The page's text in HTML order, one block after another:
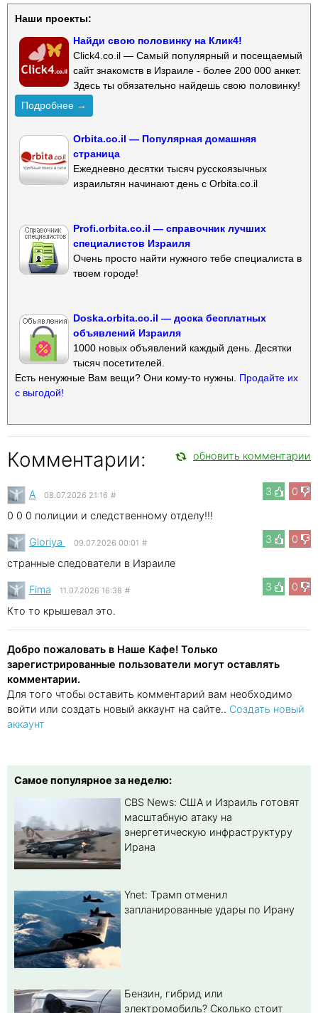
Наши проекты:
Найди свою половинку на Клик4!
Click4.co.il — Самый популярный и посещаемый
сайт знакомств в Израиле - более 200 000 анкет.
Здесь ты обязательно найдешь свою половинку!
Подробнее →
Orbita.co.il — Популярная домашняя
страница
Ежедневно десятки тысяч русскоязычных
израильтян начинают день с Orbita.co.il
Profi.orbita.co.il — справочник лучших
специалистов Израиля
Очень просто найти нужного тебе специалиста в
твоем городе!
Doska.orbita.co.il — доска бесплатных
объявлений Израиля
1000 новых объявлений каждый день. Десятки
тысяч посетителей.
Есть ненужные Вам вещи? Они кому-то нужны. Продайте их
с выгодой!
Комментарии: обновить комментарии
3 0
A 08.07.2026 21:16 #
0 0 0 полиции и следственному отделу!!!
3
0
Gloriya 09.07.2026 00:01 #
странные следователи в Израиле
3
0
Fima 11.07.2026 16:38 #
Кто то крышевал это.
Добро пожаловать в Наше Кафе! Только
зарегистрированные пользователи могут оставлять
комментарии.
Для того чтобы оставить комментарий вам необходимо
войти или создать новый аккаунт на сайте.. Создать новый
аккаунт
Самое популярное за неделю:
CBS News: США и Израиль готовят
масштабную атаку на
энергетическую инфраструктуру
Ирана
Ynet: Трамп отменил
запланированные удары по Ирану
Бензин, гибрид или
электромобиль? Cколько стоит